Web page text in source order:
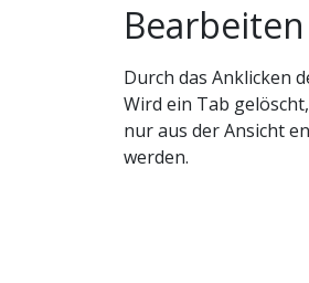
Durch das Anklicken
Wird ein Tab
nur aus der Ansicht
werden.